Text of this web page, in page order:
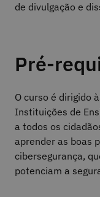
de divulgação e
Pré-
O curso é dirigido
Instituições de
a todos os
aprender as boas
cibersegurança,
potenciam a